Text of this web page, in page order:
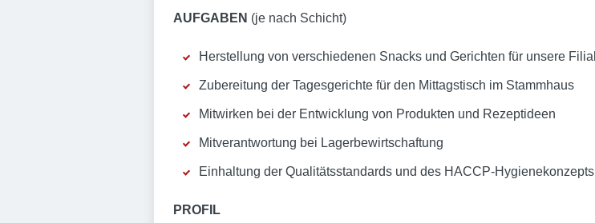
AUFGABEN (je nach Schicht)
Herstellung von verschiedenen Snacks und Gerichten für unsere
Zubereitung der Tagesgerichte für den Mittagstisch im Stammhaus
Mitwirken bei der Entwicklung von Produkten und Rezeptideen
Mitverantwortung bei Lagerbewirtschaftung
Einhaltung der Qualitätsstandards und des HACCP-Hygienekonzepts
PROFIL